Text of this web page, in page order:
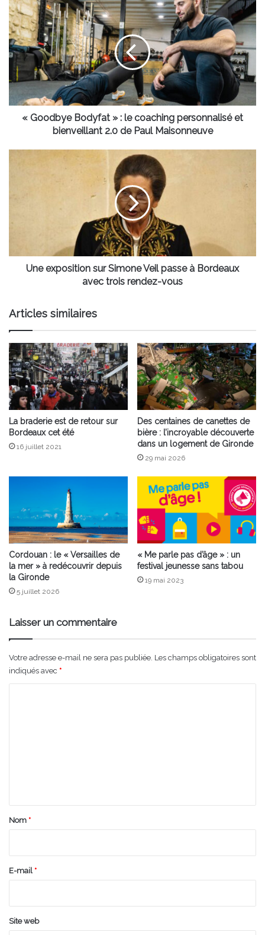
«
Goodbye
Bodyfat
»
:
le
coaching
personnalisé
et
bienveillant
« Goodbye Bodyfat » : le coaching personnalisé et
bienveillant 2.0 de Paul Maisonneuve
exposition
Simone
avec
Une exposition sur Simone Veil passe à Bordeaux
avec trois rendez-vous
Articles similaires
La braderie est de retour sur
Bordeaux cet été
16 juillet 2021
Des centaines de canettes de
bière : l’incroyable découverte
dans un logement de Gironde
29 mai 2026
Cordouan : le « Versailles de
la mer » à redécouvrir depuis
la Gironde
5 juillet 2026
« Me parle pas d’âge » : un
festival jeunesse sans tabou
19 mai 2023
Laisser un commentaire
Votre adresse e-mail ne sera pas publiée. Les champs obligatoires sont
indiqués avec *
a
e
Nom *
E-mail *
Site web